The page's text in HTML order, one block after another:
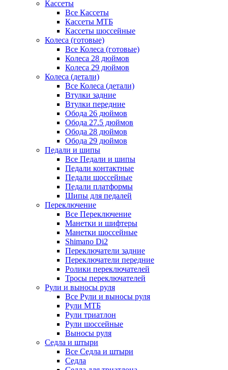
Кассеты
Все Кассеты
Кассеты МТБ
Кассеты шоссейные
Колеса (готовые)
Все Колеса (готовые)
Колеса 28 дюймов
Колеса 29 дюймов
Колеса (детали)
Все Колеса (детали)
Втулки задние
Втулки передние
Обода 26 дюймов
Обода 27.5 дюймов
Обода 28 дюймов
Обода 29 дюймов
Педали и шипы
Все Педали и шипы
Педали контактные
Педали шоссейные
Педали платформы
Шипы для педалей
Переключение
Все Переключение
Манетки и шифтеры
Манетки шоссейные
Shimano Di2
Переключатели задние
Переключатели передние
Ролики переключателей
Тросы переключателей
Рули и выносы руля
Все Рули и выносы руля
Рули МТБ
Рули триатлон
Рули шоссейные
Выносы руля
Седла и штыри
Все Седла и штыри
Седла